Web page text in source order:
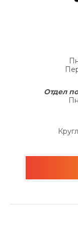
других
обязательств
полученной
Договору, с
может быть
Право
по
Отдел